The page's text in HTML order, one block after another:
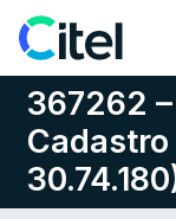
Pular para o
367262